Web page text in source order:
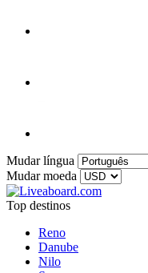
Mudar língua
Mudar moeda
Top destinos
Reno
Danube
Nilo